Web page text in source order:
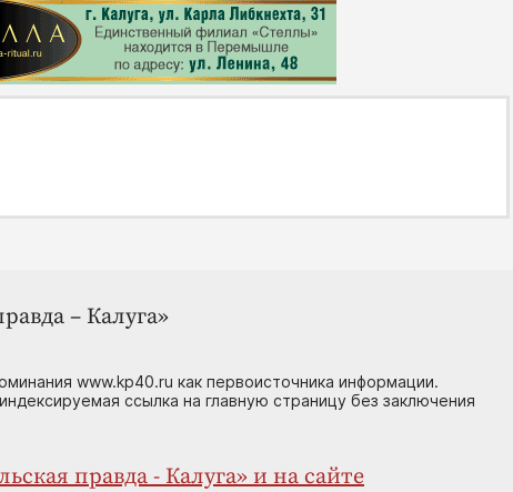
– Калуга»
www.kp40.ru как первоисточника информации.
ссылка на главную страницу без заключения
правда - Калуга» и на сайте